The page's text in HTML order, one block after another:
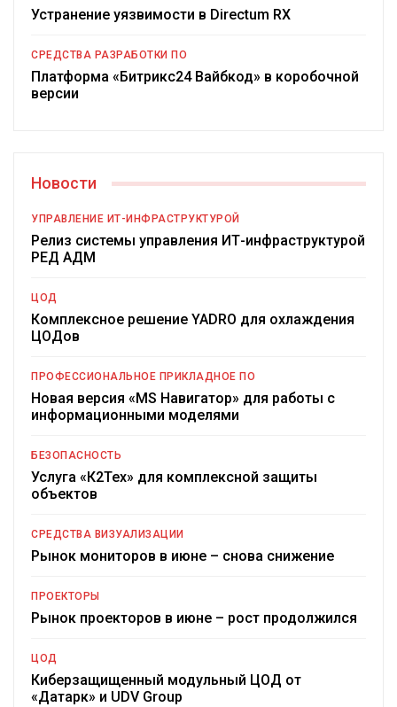
Устранение уязвимости в Directum RX
СРЕДСТВА РАЗРАБОТКИ ПО
Платформа «Битрикс24 Вайбкод» в коробочной
версии
Новости
УПРАВЛЕНИЕ ИТ-ИНФРАСТРУКТУРОЙ
Релиз системы управления ИТ-инфраструктурой
РЕД АДМ
ЦОД
Комплексное решение YADRO для охлаждения
ЦОДов
ПРОФЕССИОНАЛЬНОЕ ПРИКЛАДНОЕ ПО
Новая версия «MS Навигатор» для работы с
информационными моделями
БЕЗОПАСНОСТЬ
Услуга «К2Тех» для комплексной защиты
объектов
СРЕДСТВА ВИЗУАЛИЗАЦИИ
Рынок мониторов в июне – снова снижение
ПРОЕКТОРЫ
Рынок проекторов в июне – рост продолжился
ЦОД
Киберзащищенный модульный ЦОД от
«Датарк» и UDV Group